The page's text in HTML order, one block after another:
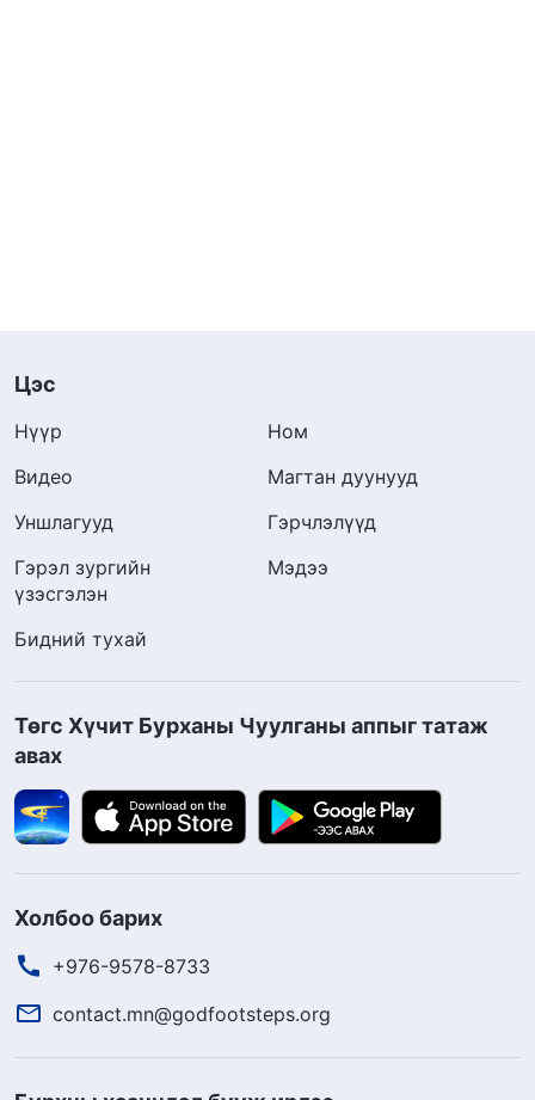
Цэс
Нүүр
Ном
Видео
Магтан дуунууд
Уншлагууд
Гэрчлэлүүд
Гэрэл зургийн
үзэсгэлэн
Мэдээ
Бидний тухай
Төгс Хүчит Бурханы Чуулганы аппыг татаж
авах
Холбоо барих
+976-9578-8733
contact.mn@godfootsteps.org